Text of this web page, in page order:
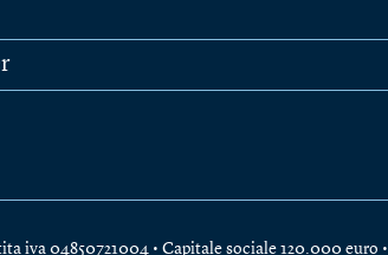
iva 04850721004 • Capitale sociale 120.000 euro •